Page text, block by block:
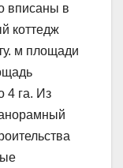
вписаны в
коттедж
м площади
4 га. Из